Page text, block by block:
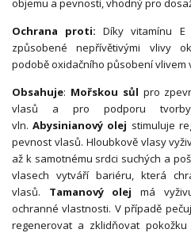
Ochrana proti: Díky vitamínu E
způsobené nepřívětivými vlivy
podobě oxidačního působení vlivem
Obsahuje: Mořskou sůl pro
vlasů a pro podporu tvorby
vln. Abysinianový olej stimuluje
pevnost vlasů. Hloubkově vlasy
až k samotnému srdci suchých a
vlasech vytváří bariéru, která
vlasů.
Tamanový olej má
ochranné vlastnosti. V případě
regenerovat a zklidňovat